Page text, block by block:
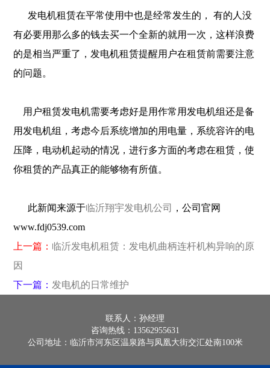
发电机租赁在平常使用中也是经常发生的， 有的人没
有必要用那么多的钱去买一个全新的就用一次，这样浪费
的是相当严重了，发电机租赁提醒用户在租赁前需要注意
的问题。
用户租赁发电机需要考虑好是用作常用发电机组还是备
用发电机组，考虑今后系统增加的用电量，系统容许的电
压降，电动机起动的情况，进行多方面的考虑在租赁，使
你租赁的产品真正的能够物有所值。
此新闻来源于临沂翔宇发电机公司
，公司官网
www.fdj0539.com
上一篇： 临沂发电机租赁​：发电机曲柄连杆机构异响的原
因
下一篇： 发电机的日常维护
联系人：孙经理
咨询热线：13562955631
公司地址：临沂市河东区温泉路与凤凰大街交汇处南100米